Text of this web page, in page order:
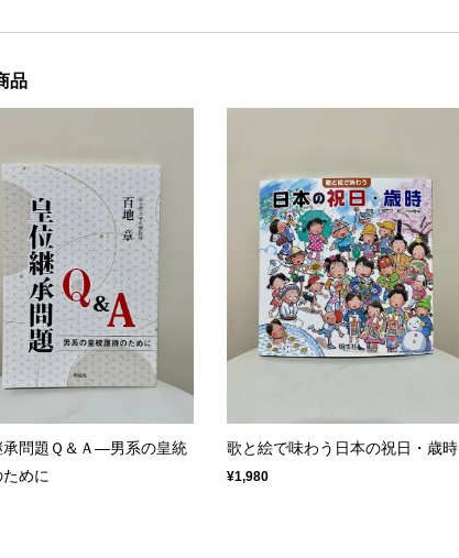
品
承問題Ｑ＆Ａ―男系の皇統
めに
歌と絵で味わう日本の祝日・歳時
¥1,980